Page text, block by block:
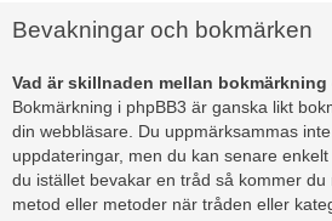
Bevakningar och bokmärken
Vad är skillnaden mellan
Bokmärkning i phpBB3 är ganska likt
din webbläsare. Du uppmärksammas
uppdateringar, men du kan senare
du istället bevakar en tråd så kommer du
metod eller metoder när tråden eller